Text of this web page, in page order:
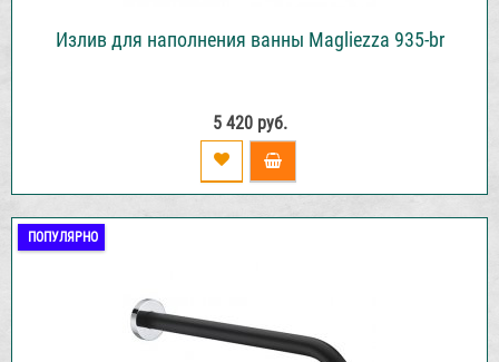
Излив для наполнения ванны Magliezza 935-br
5 420 руб.
ПОПУЛЯРНО